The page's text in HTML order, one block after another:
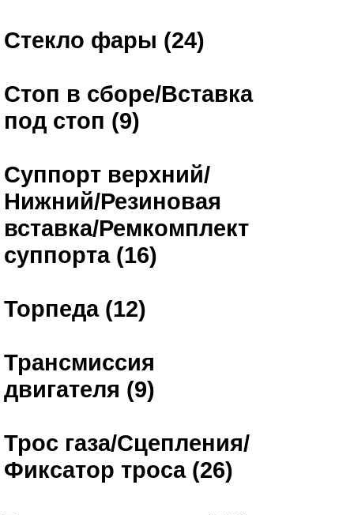
Стекло фары (24)
Стоп в сборе/Вставка
под стоп (9)
Суппорт верхний/
Нижний/Резиновая
вставка/Ремкомплект
суппорта (16)
Торпеда (12)
Трансмиссия
двигателя (9)
Трос газа/Сцепления/
Фиксатор троса (26)